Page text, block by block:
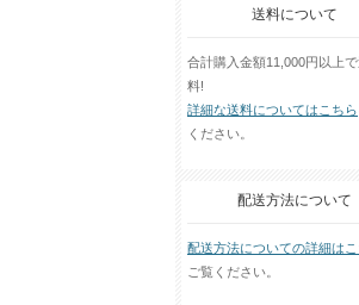
送料について
合計購入金額11,000円以上
料!
詳細な送料についてはこちら
ください。
配送方法について
配送方法についての詳細は
ご覧ください。